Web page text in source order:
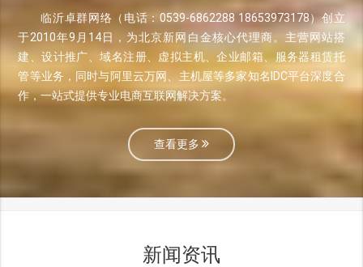
临沂卓群网络（电话：0539-6862288 18653973178）创立
于2010年9月14日，为北京新网白金核心代理商。主营网站搭
建、设计推广、域名注册、虚拟主机、企业邮箱、服务器租赁托
管等业务，同时与阿里云万网、主机屋等多家知名IDC平台深度合
作，一站式提供专业电商互联网解决方案。
查看更多
新闻资讯